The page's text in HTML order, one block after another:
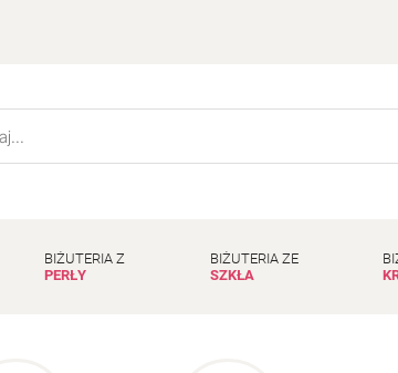
BIŻUTERIA Z
PERŁY
BIŻUTERIA ZE
SZKŁA